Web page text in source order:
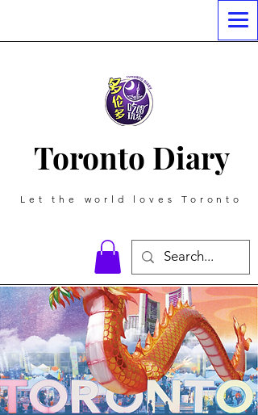
Toronto Diary
Let the world loves Toronto